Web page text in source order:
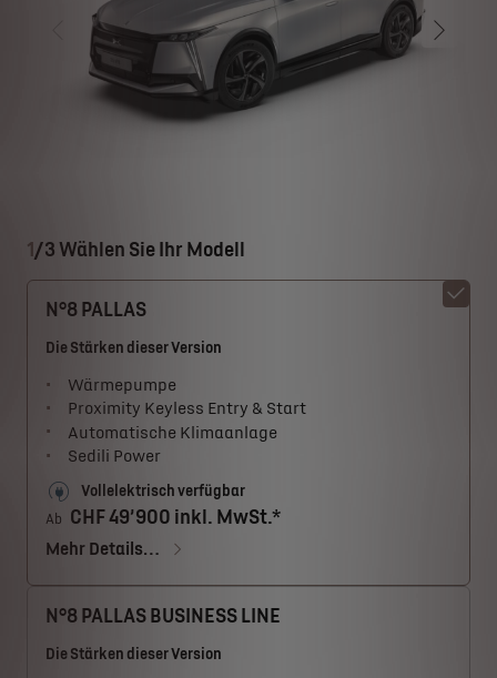
1 /3 Wählen Sie Ihr Modell
N°8 PALLAS
Die Stärken dieser Version
Wärmepumpe
Proximity Keyless Entry & Start
Automatische Klimaanlage
Sedili Power
Vollelektrisch verfügbar
Ab CHF 49’900 inkl. MwSt.*
Mehr Details…
N°8 PALLAS BUSINESS LINE
Die Stärken dieser Version